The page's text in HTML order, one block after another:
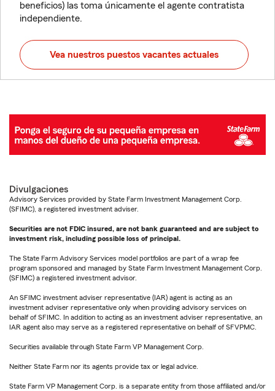
beneficios) las toma únicamente el agente contratista
independiente.
Vea nuestros puestos vacantes actuales
Divulgaciones
Advisory Services provided by State Farm Investment Management Corp.
(SFIMC), a registered investment adviser.
Securities are not FDIC insured, are not bank guaranteed and are subject to
investment risk, including possible loss of principal.
The State Farm Advisory Services model portfolios are part of a wrap fee
program sponsored and managed by State Farm Investment Management Corp.
(SFIMC) a registered investment advisor.
An SFIMC investment adviser representative (IAR) agent is acting as an
investment adviser representative only when providing advisory services on
behalf of SFIMC. In addition to acting as an investment adviser representative, an
IAR agent also may serve as a registered representative on behalf of SFVPMC.
Securities available through State Farm VP Management Corp.
Neither State Farm nor its agents provide tax or legal advice.
State Farm VP Management Corp. is a separate entity from those affiliated and/or